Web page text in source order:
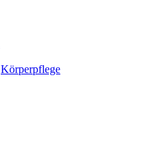
Körperpflege